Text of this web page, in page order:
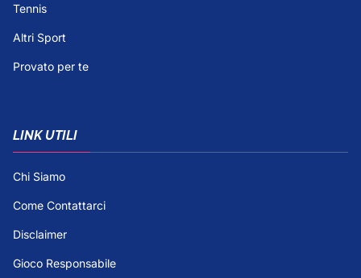
Tennis
Altri Sport
Provato per te
LINK UTILI
Chi Siamo
Come Contattarci
Disclaimer
Gioco Responsabile